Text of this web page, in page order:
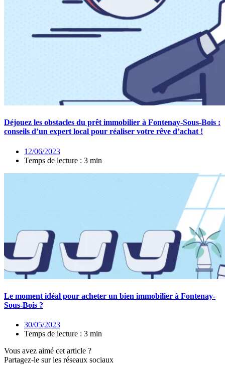
Déjouez les obstacles du prêt immobilier à Fontenay-Sous-Bois :
conseils d’un expert local pour réaliser votre rêve d’achat !
12/06/2023
Temps de lecture : 3 min
Le moment idéal pour acheter un bien immobilier à Fontenay-
Sous-Bois ?
30/05/2023
Temps de lecture : 3 min
Vous avez aimé cet article ?
Partagez-le sur les réseaux sociaux